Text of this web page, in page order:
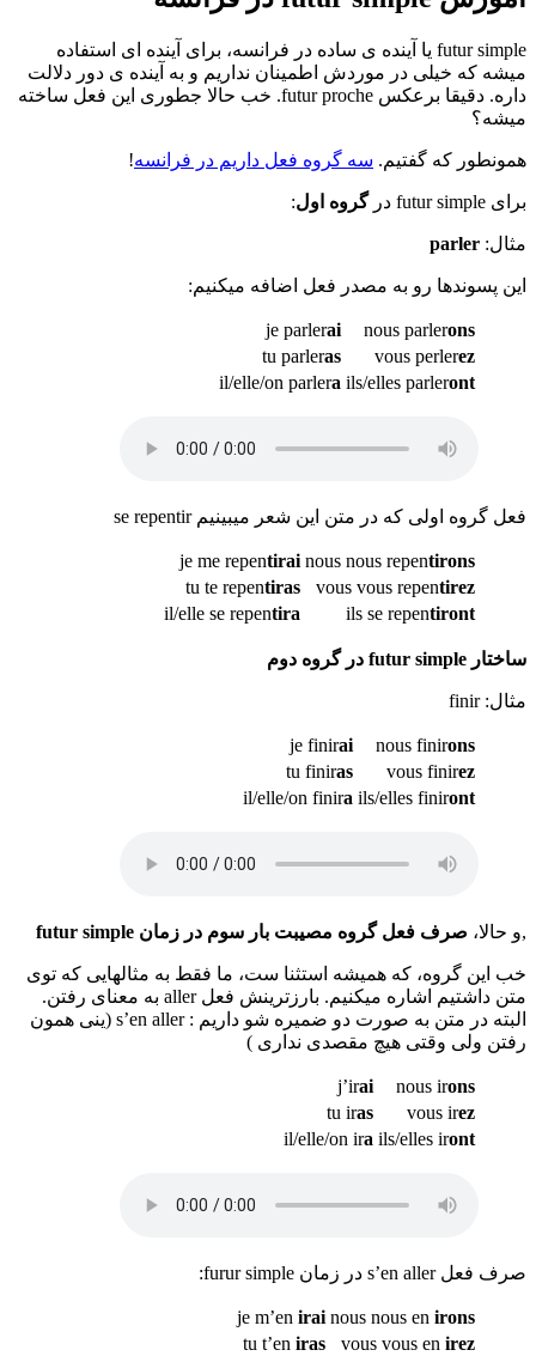
futur simple یا آینده ی ساده در فرانسه، برای آینده ای استفاده
میشه که خیلی در موردش اطمینان نداریم و به آینده ی دور دلالت
داره. دقیقا برعکس futur proche. خب حالا جطوری این فعل ساخته
میشه؟
همونطور که گفتیم. سه گروه فعل داریم در فرانسه!
برای futur simple در گروه اول:
مثال: parler
این پسوندها رو به مصدر فعل اضافه میکنیم:
nous parlerons
je parlerai
vous perlerez
tu parleras
ils/elles parleront
il/elle/on parlera
فعل گروه اولی که در متن این شعر میبینیم se repentir
nous nous repentirons
je me repentirai
vous vous repentirez
tu te repentiras
ils se repentiront
il/elle se repentira
ساختار futur simple در گروه دوم
مثال: finir
nous finirons
je finirai
vous finirez
tu finiras
ils/elles finiront
il/elle/on finira
,و حالا، صرف فعل گروه مصیبت بار سوم در زمان futur simple
خب این گروه، که همیشه استثنا ست، ما فقط به مثالهایی که توی
متن داشتیم اشاره میکنیم. بارزترینش فعل aller به معنای رفتن.
البته در متن به صورت دو ضمیره شو داریم : s’en aller (ینی همون
رفتن ولی وقتی هیچ مقصدی نداری )
nous irons
j’irai
vous irez
tu iras
ils/elles iront
il/elle/on ira
صرف فعل s’en aller در زمان furur simple:
nous nous en irons
je m’en irai
vous vous en irez
tu t’en iras